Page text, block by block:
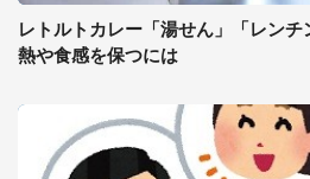
レトルトカレー「湯せん」「レン
熱や食感を保つには